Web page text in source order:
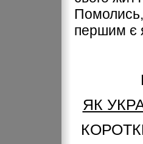
першим є
ЯК